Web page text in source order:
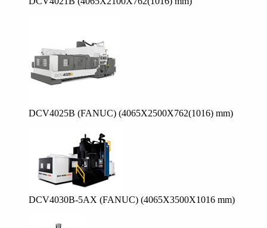
DCV4025B (FANUC) (4065X2500X762(1016) mm)
DCV4030B-5AX (FANUC) (4065X3500X1016 mm)